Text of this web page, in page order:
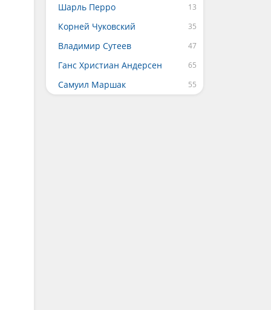
Шарль Перро
Корней Чуковский
Владимир Сутеев
Ганс Христиан Андерсен
Самуил Маршак